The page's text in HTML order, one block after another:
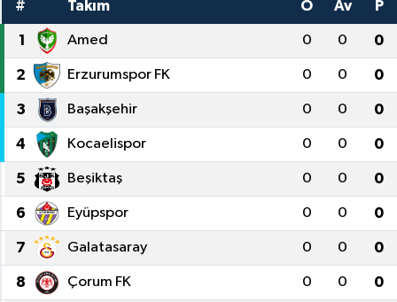
# Takım O Av P
1 Amed 0 0 0
2 Erzurumspor FK 0 0 0
3 Başakşehir 0 0 0
4 Kocaelispor 0 0 0
5 Beşiktaş 0 0 0
6 Eyüpspor 0 0 0
7 Galatasaray 0 0 0
8 Çorum FK 0 0 0